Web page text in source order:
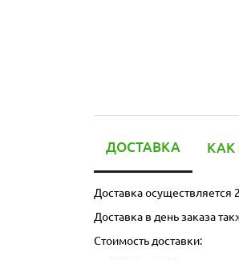
ДОСТАВКА КАК
Доставка осуществляется
Доставка в день заказа
Стоимость доставки: